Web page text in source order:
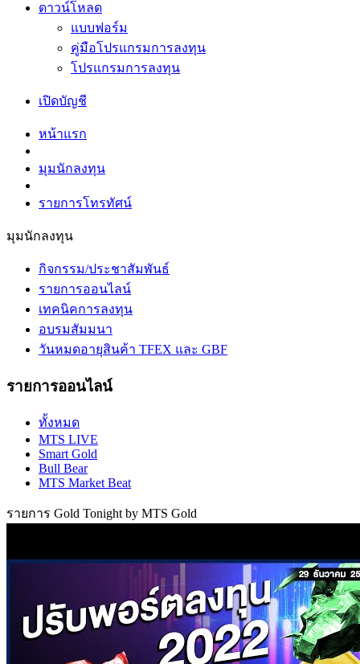
ดาวน์โหลด
แบบฟอร์ม
คู่มือโปรแกรมการลงทุน
โปรแกรมการลงทุน
เปิดบัญชี
หน้าแรก
มุมนักลงทุน
รายการโทรทัศน์
มุมนักลงทุน
กิจกรรม/ประชาสัมพันธ์
รายการออนไลน์
เทคนิคการลงทุน
อบรมสัมมนา
วันหมดอายุสินค้า TFEX และ GBF
รายการออนไลน์
ทั้งหมด
MTS LIVE
Smart Gold
Bull Bear
MTS Market Beat
รายการ Gold Tonight by MTS Gold